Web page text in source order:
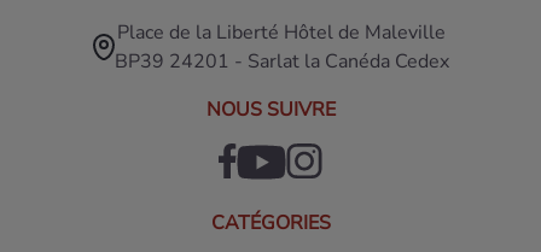
Place de la Liberté Hôtel de Maleville
BP39 24201 - Sarlat la Canéda Cedex
NOUS SUIVRE
CATÉGORIES